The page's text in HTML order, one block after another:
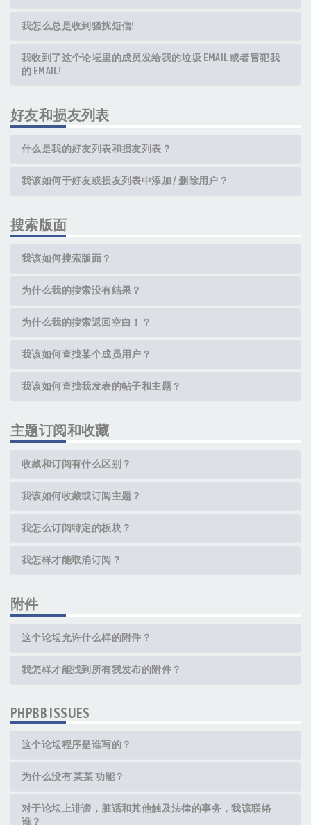
我怎么总是收到骚扰短信!
我收到了这个论坛里的成员发给我的垃圾 EMAIL 或者冒犯我
的 EMAIL!
好友和损友列表
什么是我的好友列表和损友列表？
我该如何于好友或损友列表中添加 / 删除用户？
搜索版面
我该如何搜索版面？
为什么我的搜索没有结果？
为什么我的搜索返回空白！？
我该如何查找某个成员用户？
我该如何查找我发表的帖子和主题？
主题订阅和收藏
收藏和订阅有什么区别？
我该如何收藏或订阅主题？
我怎么订阅特定的板块？
我怎样才能取消订阅？
附件
这个论坛允许什么样的附件？
我怎样才能找到所有我发布的附件？
PHPBB ISSUES
这个论坛程序是谁写的？
为什么没有 某某 功能？
对于论坛上诽谤，脏话和其他触及法律的事务，我该联络
谁？